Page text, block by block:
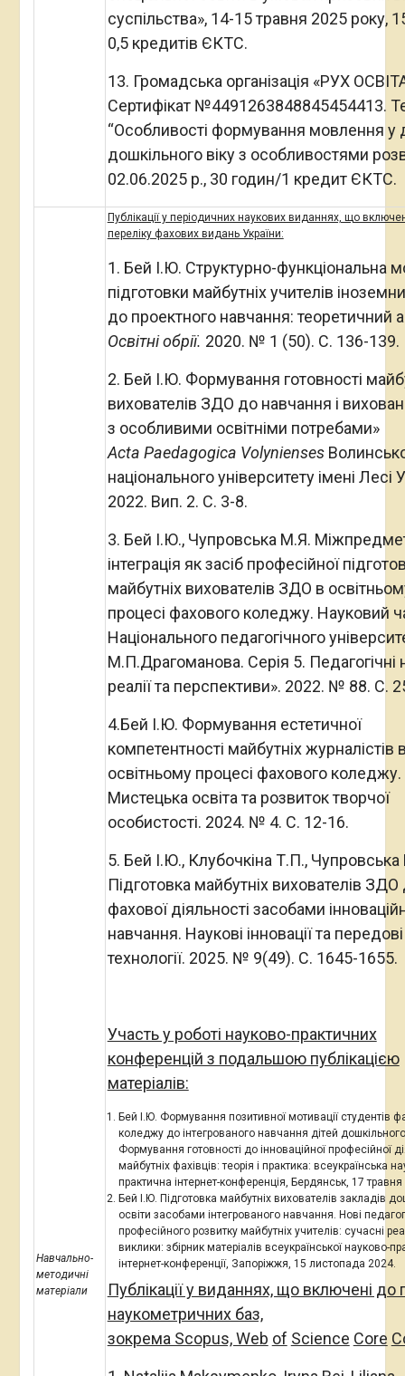
суспільства», 14-15 травня 2025 року,
0,5 кредитів ЄКТС.
13. Громадська організація «РУХ
Сертифікат №4491263848845454413.
“Особливості формування мовлення у
дошкільного віку з особливостями
02.06.2025 р., 30 годин/1 кредит ЄКТС.
Навчально-
методичні
матеріали
Публікації у періодичних наукових виданнях, що
переліку фахових видань України:
1. Бей І.Ю. Структурно-функціональна
підготовки майбутніх учителів
до проектного навчання: теоретичний
Освітні обрії. 2020. № 1 (50). С. 136-139.
2. Бей І.Ю. Формування готовності
вихователів ЗДО до навчання і
з особливими освітніми потребами»
Acta Paedagogiсa Volynienses
національного університету імені Лесі
2022. Вип. 2. С. 3-8.
3. Бей І.Ю., Чупровська М.Я.
інтеграція як засіб професійної
майбутніх вихователів ЗДО в
процесі фахового коледжу. Науковий
Національного педагогічного
М.П.Драгоманова. Серія 5. Педагогічні
реалії та перспективи». 2022. № 88. С.
4.Бей І.Ю. Формування естетичної
компетентності майбутніх журналістів
освітньому процесі фахового коледжу.
Мистецька освіта та розвиток творчої
особистості. 2024. № 4. С. 12-16.
5. Бей І.Ю., Клубочкіна Т.П.,
Підготовка майбутніх вихователів ЗДО
фахової діяльності засобами
навчання. Наукові інновації та передові
технології. 2025. № 9(49). С. 1645-1655.
Участь у роботі науково-практичних
конференцій з подальшою публікацією
матеріалів:
Бей І.Ю. Формування позитивної мотивації студентів
коледжу до інтегрованого навчання дітей дошкільного
Формування готовності до інноваційної професійної
майбутніх фахівців: теорія і практика: всеукраїнська
практична інтернет-конференція, Бердянськ, 17
Бей І.Ю. Підготовка майбутніх вихователів закладів
освіти засобами інтегрованого навчання. Нові
професійного розвитку майбутніх учителів: сучасні
виклики: збірник матеріалів всеукраїнської науково-
інтернет-конференції, Запоріжжя, 15 листопада 2024.
Публікації у виданнях, що включені до
наукометричних баз,
зокрема Scopus, Web of Science Core